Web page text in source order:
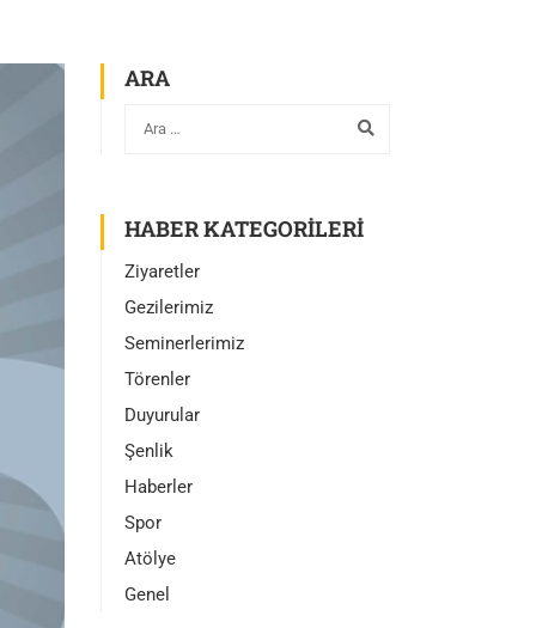
ARA
HABER KATEGORILERI
Ziyaretler
Gezilerimiz
Seminerlerimiz
Törenler
Duyurular
Şenlik
Haberler
Spor
Atölye
Genel